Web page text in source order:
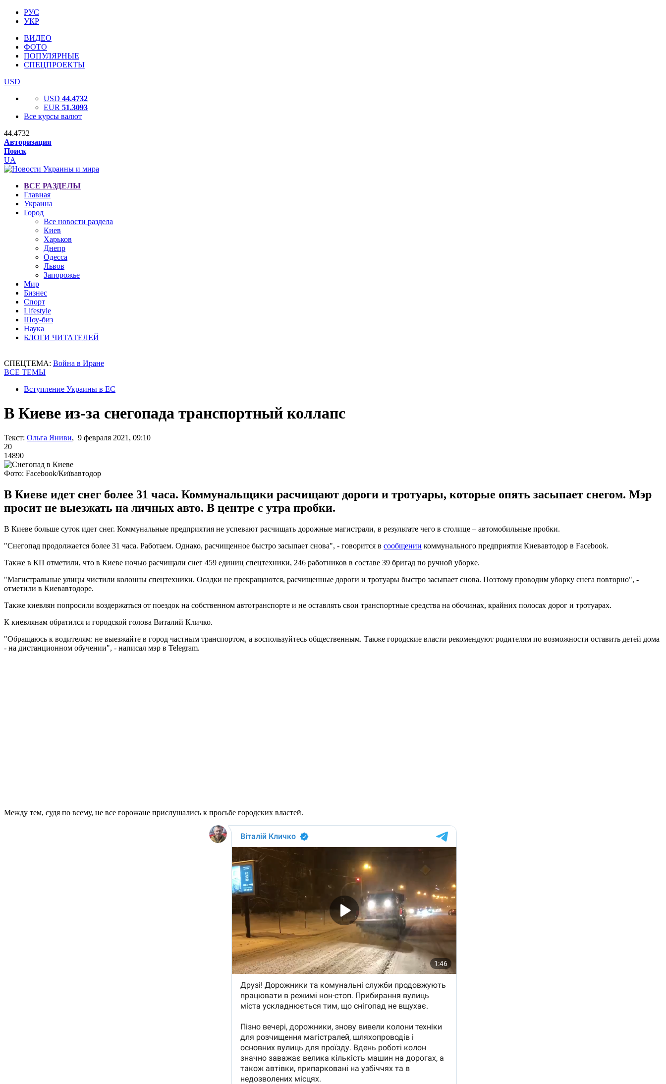
РУС
УКР
ВИДЕО
ФОТО
ПОПУЛЯРНЫЕ
СПЕЦПРОЕКТЫ
USD
USD 44.4732
EUR 51.3093
Все курсы валют
44.4732
Авторизация
Поиск
UA
ВСЕ РАЗДЕЛЫ
Главная
Украина
Город
Все новости раздела
Киев
Харьков
Днепр
Одесса
Львов
Запорожье
Мир
Бизнес
Спорт
Lifestyle
Шоу-биз
Наука
БЛОГИ ЧИТАТЕЛЕЙ
СПЕЦТЕМА: Война в Иране
ВСЕ ТЕМЫ
Вступление Украины в ЕС
В Киеве из-за снегопада транспортный коллапс
Текст: Ольга Яниви, 9 февраля 2021, 09:10
20
14890
Фото: Facebook/Київавтодор
В Киеве идет снег более 31 часа. Коммунальщики расчищают дороги и тротуары, которые опять засыпает снегом. Мэр
просит не выезжать на личных авто. В центре с утра пробки.
В Киеве больше суток идет снег. Коммунальные предприятия не успевают расчищать дорожные магистрали, в результате чего в столице – автомобильные пробки.
"Снегопад продолжается более 31 часа. Работаем. Однако, расчищенное быстро засыпает снова", - говорится в сообщении коммунального предприятия Киевавтодор в Facebook.
Также в КП отметили, что в Киеве ночью расчищали снег 459 единиц спецтехники, 246 работников в составе 39 бригад по ручной уборке.
"Магистральные улицы чистили колонны спецтехники. Осадки не прекращаются, расчищенные дороги и тротуары быстро засыпает снова. Поэтому проводим уборку снега повторно", -
отметили в Киевавтодоре.
Также киевлян попросили воздержаться от поездок на собственном автотранспорте и не оставлять свои транспортные средства на обочинах, крайних полосах дорог и тротуарах.
К киевлянам обратился и городской голова Виталий Кличко.
"Обращаюсь к водителям: не выезжайте в город частным транспортом, а воспользуйтесь общественным. Также городские власти рекомендуют родителям по возможности оставить детей дома
- на дистанционном обучении", - написал мэр в Telegram.
Между тем, судя по всему, не все горожане прислушались к просьбе городских властей.